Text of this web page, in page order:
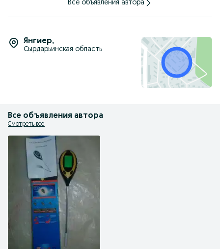
Все объявления автора
Янгиер,
Сырдарьинская область
Все объявления автора
Смотреть все